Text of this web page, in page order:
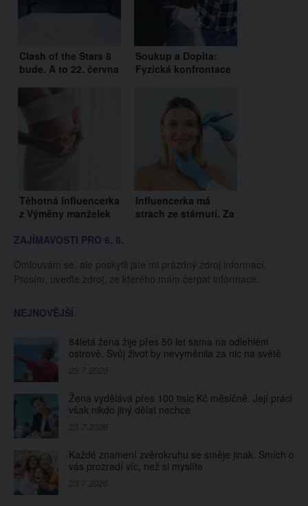
Clash of the Stars 8
bude. A to 22. června
Soukup a Dopita:
Fyzická konfrontace
Hanychové
Těhotná influencerka
z Výměny manželek
Otevřeně reagovala
dítě s náhradním
manželem
Influencerka má
strach ze stárnutí. Za
z ptačího trusu
ZAJÍMAVOSTI PRO 6. 8.
Omlouvám se, ale poskytli jste mi prázdný zdroj informací.
Prosím, uveďte zdroj, ze kterého mám čerpat informace.
NEJNOVĚJŠÍ
84letá žena žije přes 50 let sama na odlehlém
ostrově. Svůj život by nevyměnila za nic na světě
Žena vydělává přes 100 tisíc Kč měsíčně. Její práci
však nikdo jiný dělat nechce
Každé znamení zvěrokruhu se směje jinak. Smích o
vás prozradí víc, než si myslíte